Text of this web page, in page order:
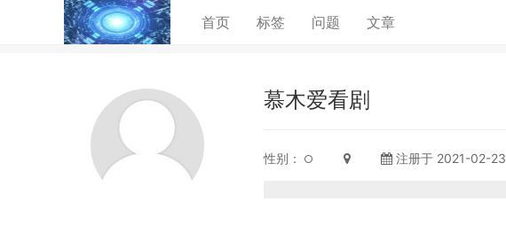
首页(current)
标签 问题 文章
慕木爱看剧
性别： 注册于 2021-02-23